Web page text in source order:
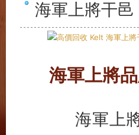
海軍上將干
海軍上將
海軍上